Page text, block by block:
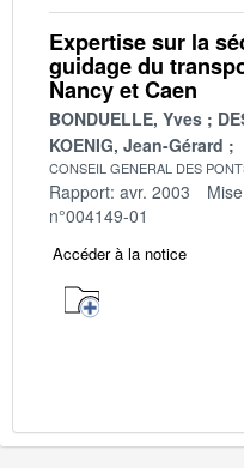
Expertise sur la
guidage du
Nancy et Caen
BONDUELLE, Yves
KOENIG, Jean-Gérard
CONSEIL GENERAL DES
Rapport: avr. 2003
n°004149-01
Accéder à la notice